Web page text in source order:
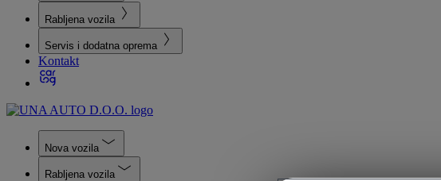
Rabljena vozila
Servis i dodatna oprema
Kontakt
Nova vozila
Rabljena vozila